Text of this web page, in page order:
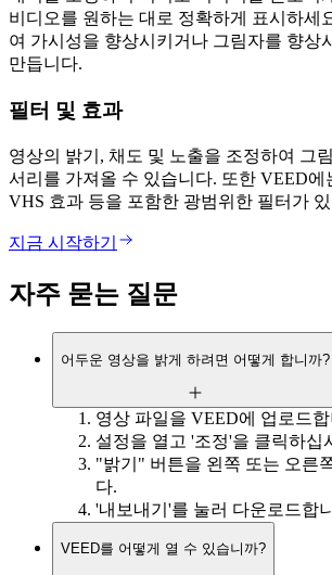
비디오를 원하는 대로 정확하게 표시하세
여 가시성을 향상시키거나 그림자를 향상
만듭니다.
필터 및 효과
영상의 밝기, 채도 및 노출을 조정하여 그
서리를 가져올 수 있습니다. 또한 VEED에
VHS 효과 등을 포함한 광범위한 필터가
지금 시작하기
자주 묻는 질문
어두운 영상을 밝게 하려면 어떻게 합니까?
영상 파일을 VEED에 업로드
설정을 열고 '조정'을 클릭하십
"밝기" 버튼을 왼쪽 또는 오른
다.
'내보내기'를 눌러 다운로드합
VEED를 어떻게 열 수 있습니까?